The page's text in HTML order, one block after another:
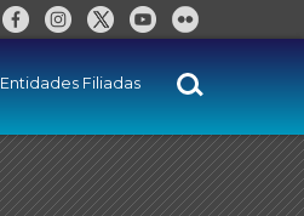
Entidades Filiadas